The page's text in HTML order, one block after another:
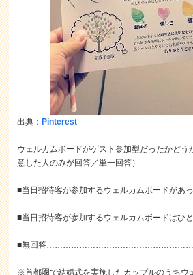
出典： Pinterest
ウェルカムボードがゲスト参加型だったかどう
意した人のみが回答／単一回答）
■当日招待客が参加するウェルカムボード
■当日招待客が参加するウェルカムボードはひ
■無回答
※首都圏で結婚式を実施したカップルのうちウ